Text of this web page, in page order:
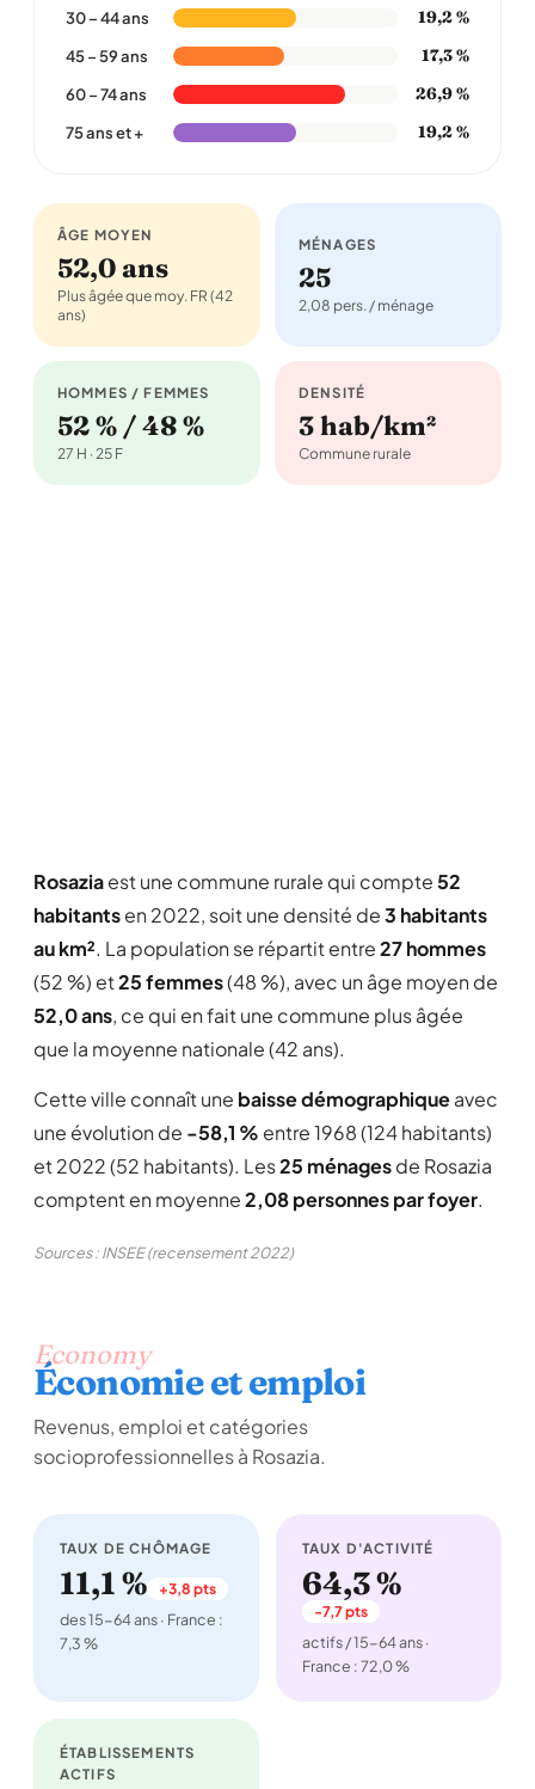
30 – 44 ans 19,2 %
45 – 59 ans 17,3 %
60 – 74 ans 26,9 %
75 ans et + 19,2 %
ÂGE MOYEN
52,0 ans
Plus âgée que moy. FR (42
ans)
MÉNAGES
25
2,08 pers. / ménage
HOMMES / FEMMES
52 % / 48 %
27 H · 25 F
DENSITÉ
3 hab/km²
Commune rurale
Rosaziaest une commune rurale qui compte52
habitantsen 2022, soit une densité de3 habitants
au km². La population se répartit entre27 hommes
(52 %) et25 femmes(48 %), avec un âge moyen de
52,0 ans, ce qui en fait une commune plus âgée
que la moyenne nationale (42 ans).
Cette ville connaît une baisse démographiqueavec
une évolution de -58,1 % entre 1968 (124 habitants)
et 2022 (52 habitants). Les25 ménagesde Rosazia
comptent en moyenne2,08 personnes par foyer.
Sources : INSEE (recensement 2022)
Economy
Économie et emploi
Revenus, emploi et catégories
socioprofessionnelles à Rosazia.
TAUX DE CHÔMAGE
11,1 % +3,8 pts
des 15-64 ans · France :
7,3 %
TAUX D'ACTIVITÉ
64,3 %
-7,7 pts
actifs / 15-64 ans ·
France : 72,0 %
ÉTABLISSEMENTS
ACTIFS